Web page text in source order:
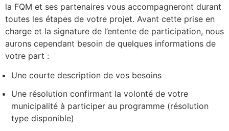
Énergies renouvelables
Éclairage urbain
la FQM et ses partenaires vous accompagneront durant
toutes les étapes de votre projet. Avant cette prise en
charge et la signature de l’entente de participation, nous
aurons cependant besoin de quelques informations de
votre part :
Une courte description de vos besoins
Une résolution confirmant la volonté de votre
municipalité à participer au programme (résolution
type disponible)